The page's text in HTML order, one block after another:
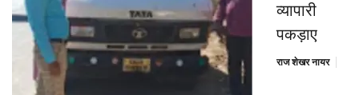
व्यापारी
पकड़ाए
राज शेखर नायर